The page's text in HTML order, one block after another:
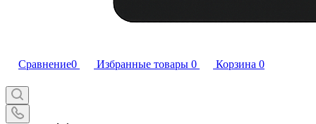
Сравнение0 Избранные товары 0 Корзина 0